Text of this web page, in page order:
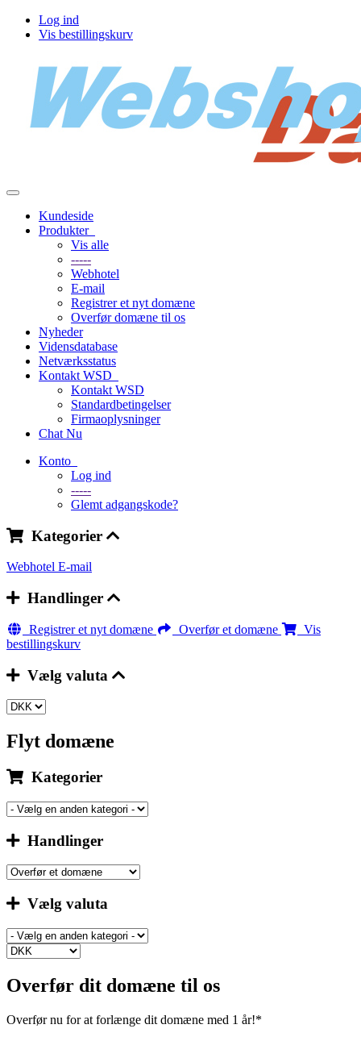
Log ind
Vis bestillingskurv
Toggle
navigationKundeside
Produkter
Vis alle
-----
Webhotel
E-mail
Registrer et nyt domæne
Overfør domæne til os
Nyheder
Vidensdatabase
Netværksstatus
Kontakt WSD
Kontakt WSD
Standardbetingelser
Firmaoplysninger
Chat Nu
Konto
Log ind
-----
Glemt adgangskode?
Kategorier
Webhotel E-mail
Handlinger
Registrer et nyt domæne Overfør et domæne
Vis
bestillingskurv
Vælg valuta
Flyt domæne
Kategorier
Handlinger
Vælg valuta
Overfør dit domæne til os
Overfør nu for at forlænge dit domæne med 1 år!*